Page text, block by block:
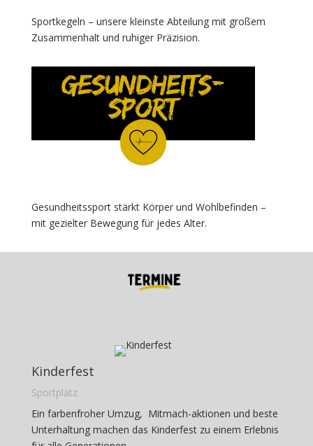
Sportkegeln – unsere kleinste Abteilung mit großem
Zusammenhalt und ruhiger Präzision.
Gesundheitssport stärkt Körper und Wohlbefinden –
mit gezielter Bewegung für jedes Alter.
Kinderfest
Sportplatz
Ein farbenfroher Umzug, Mitmach-aktionen und beste
Unterhaltung machen das Kinderfest zu einem Erlebnis